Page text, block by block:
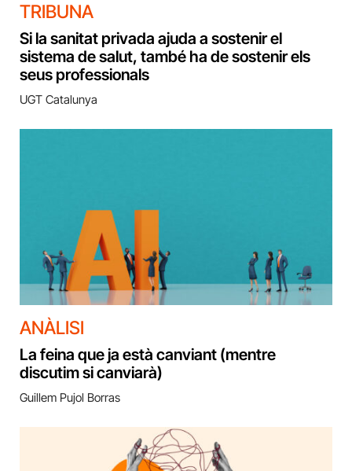
TRIBUNA
Si la sanitat privada ajuda a sostenir el
sistema de salut, també ha de sostenir els
seus professionals
UGT Catalunya
ANÀLISI
La feina que ja està canviant (mentre
discutim si canviarà)
Guillem Pujol Borras